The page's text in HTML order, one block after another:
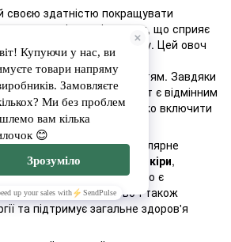
своєю здатністю покращувати
вмісту клітковини, що сприяє
шлунково-кишкового тракту. Цей овоч
серця завдяки своїм
властивостям. Завдяки
властивостям батат є відмінним
харчування, який легко включити
також показують, що регулярне
сприятипокращенню шкіри,
вмісту бета-каротину, що є
вітаміну A. Цей овоч також
та підтримує загальне здоров'я